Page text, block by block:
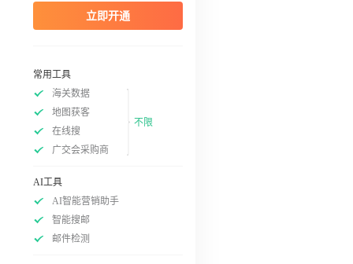
立即开通
常用工具
海关数据
地图获客
在线搜
广交会采购商
不限
AI工具
AI智能营销助手
智能搜邮
邮件检测